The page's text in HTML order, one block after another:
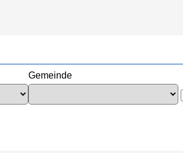
Gemeinde